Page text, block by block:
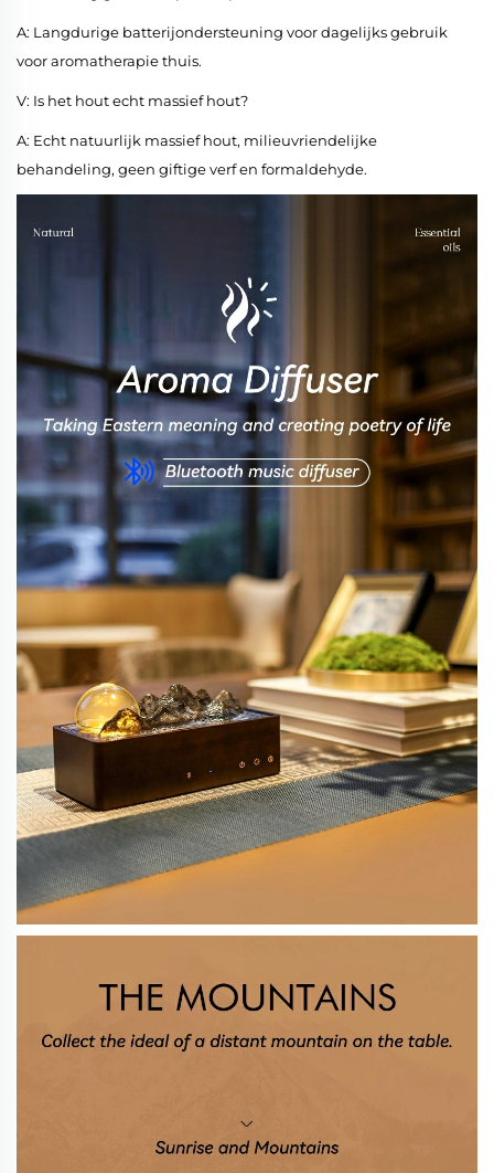
A: Langdurige batterijondersteuning voor dagelijks gebruik
voor aromatherapie thuis.
V: Is het hout echt massief hout?
A: Echt natuurlijk massief hout, milieuvriendelijke
behandeling, geen giftige verf en formaldehyde.